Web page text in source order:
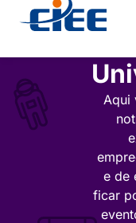
Aqui
e de
ficar